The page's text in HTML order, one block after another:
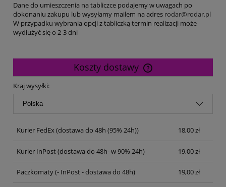
Dane do umieszczenia na tabliczce podajemy w uwagach po
dokonaniu zakupu lub wysyłamy mailem na adres rodar@rodar.pl
W przypadku wybrania opcji z tabliczką termin realizacji może
wydłużyć się o 2-3 dni
Koszty dostawy
Cena nie zawiera ewentualnych kosztów płatności
Kraj wysyłki:
Kurier FedEx(dostawa do 48h (95% 24h)) 18,00 zł
Kurier InPost(dostawa do 48h- w 90% 24h) 19,00 zł
Paczkomaty(- InPost - dostawa do 48h) 19,00 zł